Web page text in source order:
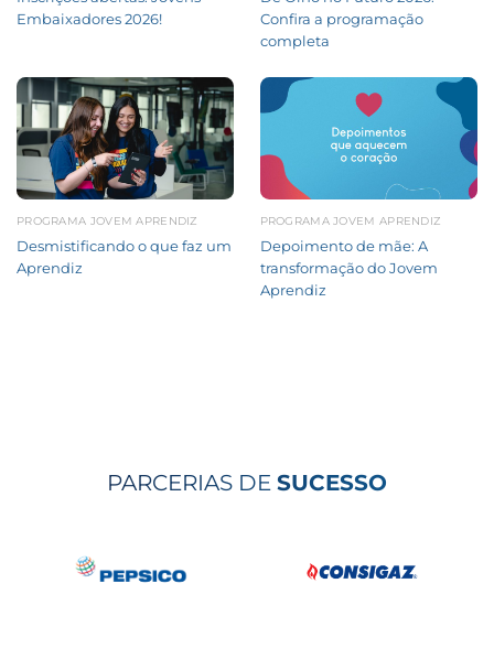
Embaixadores 2026!
Confira a programação
completa
PROGRAMA JOVEM APRENDIZ
Desmistificando o que faz um
Aprendiz
PROGRAMA JOVEM APRENDIZ
Depoimento de mãe: A
transformação do Jovem
Aprendiz
PARCERIAS DE SUCESSO